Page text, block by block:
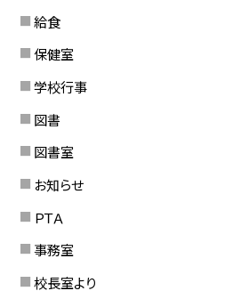
給食
保健室
学校行事
図書
図書室
お知らせ
ＰＴＡ
事務室
校長室より